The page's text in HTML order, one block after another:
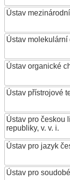
Ústav
Ústav molekulární
Ústav organické
Ústav přístrojové
Ústav pro českou
republiky, v. v. i.
Ústav pro jazyk
Ústav pro